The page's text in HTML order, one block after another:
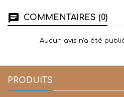
COMMENTAIRES (0)
Aucun avis n'a été
PRODUITS